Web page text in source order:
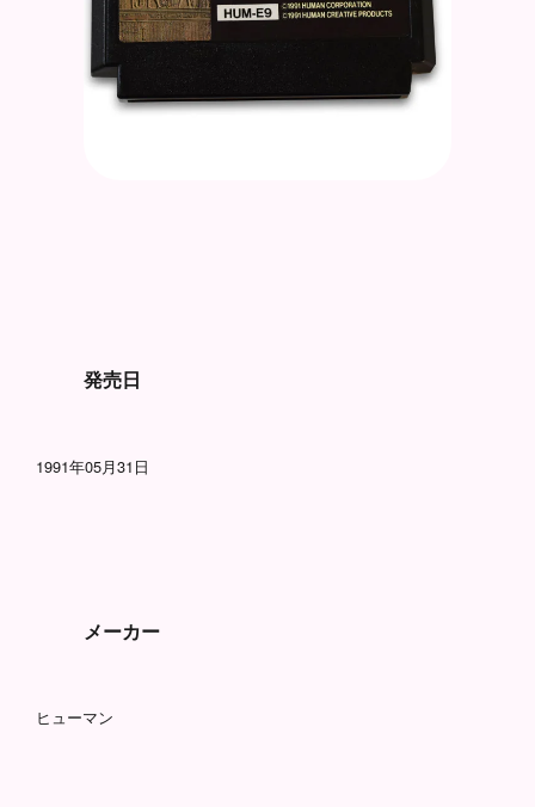
発売日
1991年05月31日
メーカー
ヒューマン